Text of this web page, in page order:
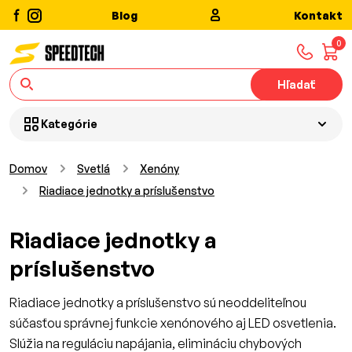
Blog Kontakt
0
Hľadať
Kategórie
Domov Svetlá
Xenóny
Riadiace jednotky a príslušenstvo
Riadiace jednotky a
príslušenstvo
Riadiace jednotky a príslušenstvo sú neoddeliteľnou
súčasťou správnej funkcie xenónového aj LED osvetlenia.
Slúžia na reguláciu napájania, elimináciu chybových